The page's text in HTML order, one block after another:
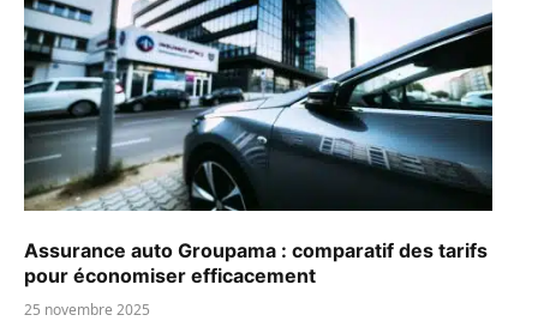
Assurance auto Groupama : comparatif des tarifs
pour économiser efficacement
25 novembre 2025